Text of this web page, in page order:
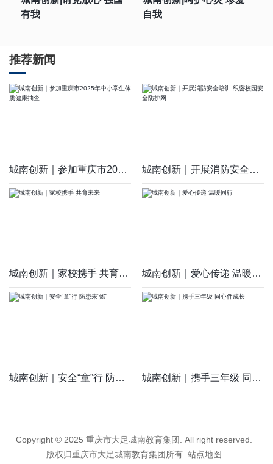
有我
自我
推荐新闻
城南创新｜参加重庆市2025年中小学生体质健康抽查 城南创新｜开展消防安全培训 织密校园安全防护网
城南创新｜家校携手 共育未来 城南创新｜爱心传递 温暖同行
城南创新｜安全“童”行 防患未“燃” 城南创新｜携手三年级 同心伴成长
Copyright © 2025 重庆市大足城南教育集团. All right reserved.
版权归重庆市大足城南教育集团所有 站点地图